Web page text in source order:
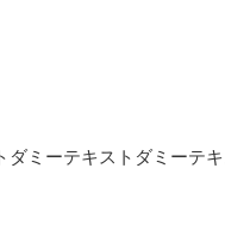
ミーテキストダミーテ